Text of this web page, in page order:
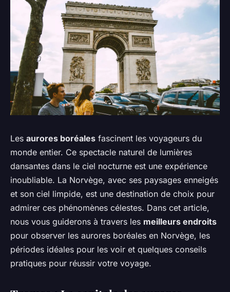
Les aurores boréales fascinent les voyageurs du
monde entier. Ce spectacle naturel de lumières
dansantes dans le ciel nocturne est une expérience
inoubliable. La Norvège, avec ses paysages enneigés
et son ciel limpide, est une destination de choix pour
admirer ces phénomènes célestes. Dans cet article,
nous vous guiderons à travers les meilleurs endroits
pour observer les aurores boréales en Norvège, les
périodes idéales pour les voir et quelques conseils
pratiques pour réussir votre voyage.